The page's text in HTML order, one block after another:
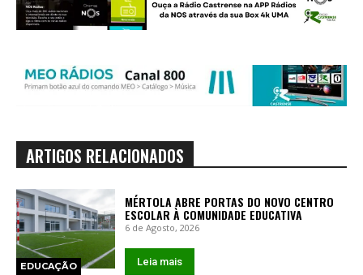
ARTIGOS RELACIONADOS
EDUCAÇÃO
MÉRTOLA ABRE PORTAS DO NOVO CENTRO
ESCOLAR À COMUNIDADE EDUCATIVA
6 de Agosto, 2026
Leia mais